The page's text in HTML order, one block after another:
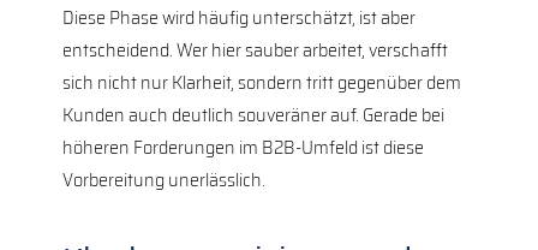
Diese Phase wird häufig unterschätzt, ist aber
entscheidend. Wer hier sauber arbeitet, verschafft
sich nicht nur Klarheit, sondern tritt gegenüber dem
Kunden auch deutlich souveräner auf. Gerade bei
höheren Forderungen im B2B-Umfeld ist diese
Vorbereitung unerlässlich.